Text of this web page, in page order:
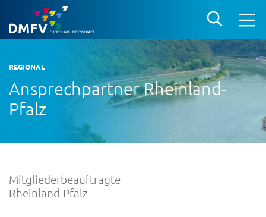
REGIONAL
Ansprechpartner Rheinland-
Pfalz
Mitgliederbeauftragte
Rheinland-Pfalz